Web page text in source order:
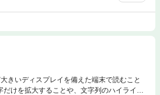
きいディスプレイを備えた端末で読むこと
だけを拡大することや、文字列のハイライ